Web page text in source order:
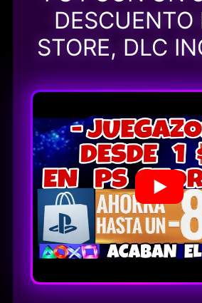
DESCUENTO
STORE, DLC